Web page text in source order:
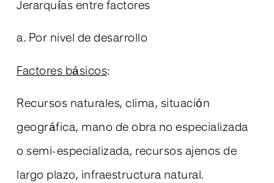
Jerarquías entre factores
a. Por nivel de desarrollo
Factores básicos:
Recursos naturales, clima, situación
geográfica, mano de obra no especializada
o semi-especializada, recursos ajenos de
largo plazo, infraestructura natural.